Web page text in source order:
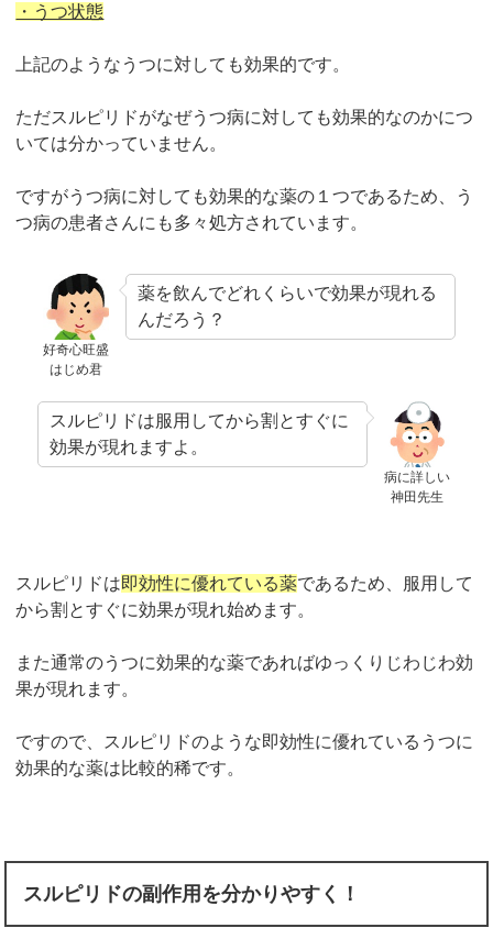
・うつ状態
上記のようなうつに対しても効果的です。
ただスルピリドがなぜうつ病に対しても効果的なのかにつ
いては分かっていません。
ですがうつ病に対しても効果的な薬の１つであるため、う
つ病の患者さんにも多々処方されています。
好奇心旺盛
はじめ君
薬を飲んでどれくらいで効果が現れる
んだろう？
病に詳しい
神田先生
スルピリドは服用してから割とすぐに
効果が現れますよ。
スルピリドは即効性に優れている薬であるため、服用して
から割とすぐに効果が現れ始めます。
また通常のうつに効果的な薬であればゆっくりじわじわ効
果が現れます。
ですので、スルピリドのような即効性に優れているうつに
効果的な薬は比較的稀です。
スルピリドの副作用を分かりやすく！